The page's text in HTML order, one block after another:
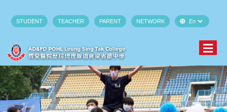
STUDENT TEACHER PARENT NETWORK